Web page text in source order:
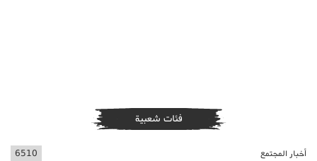
فئات شعبية
أخبار المجتمع 6510